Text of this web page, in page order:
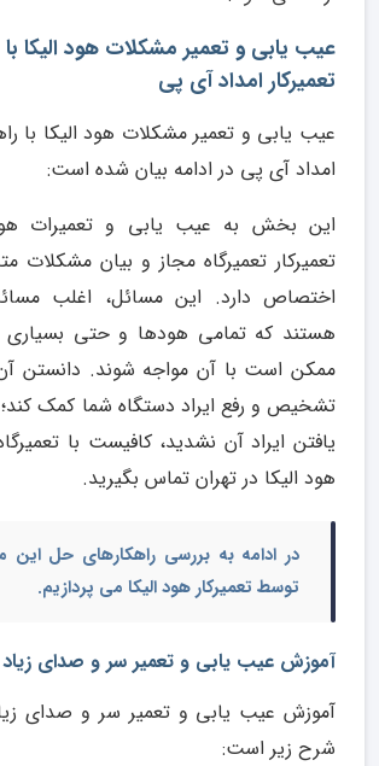
عیب یابی و تعمیر مشکلات هود الیکا با
تعمیرکار امداد آی پی
عیب یابی و تعمیر مشکلات هود الیکا با
امداد آی پی در ادامه بیان شده است:
این بخش به عیب یابی و تعمیرات
تعمیرکار تعمیرگاه مجاز و بیان مشکلات
اختصاص دارد. این مسائل، اغلب
هستند که تمامی هودها و حتی بسیاری
ممکن است با آن مواجه شوند. دانستن
تشخیص و رفع ایراد دستگاه شما کمک کند؛
یافتن ایراد آن نشدید، کافیست با
هود الیکا در تهران تماس بگیرید.
در ادامه به بررسی راهکارهای حل این
توسط تعمیرکار هود الیکا می پردازیم.
آموزش عیب یابی و تعمیر سر و صدای زیاد
آموزش عیب یابی و تعمیر سر و صدای
شرح زیر است: